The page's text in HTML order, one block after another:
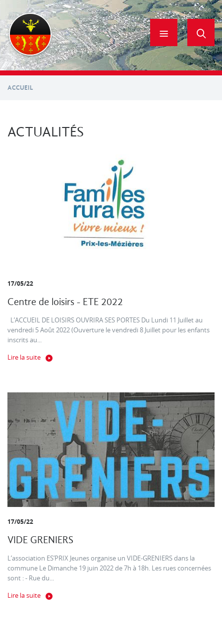
contenu
principal
ACCUEIL
ACTUALITÉS
17/05/22
Centre de loisirs - ETE 2022
L’ACCUEIL DE LOISIRS OUVRIRA SES PORTES Du Lundi 11 Juillet au
vendredi 5 Août 2022 (Ouverture le vendredi 8 Juillet pour les enfants
inscrits au...
Lire la suite
17/05/22
VIDE GRENIERS
L’association ES’PRIX Jeunes organise un VIDE-GRENIERS dans la
commune Le Dimanche 19 juin 2022 de 7h à 18h. Les rues concernées
sont : - Rue du...
Lire la suite